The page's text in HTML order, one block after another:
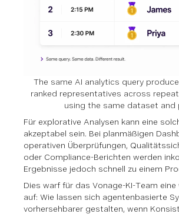
The same AI analytics query
ranked representatives across
using the same dataset and
Für explorative Analysen kann eine
akzeptabel sein. Bei planmäßigen
operativen Überprüfungen,
oder Compliance-Berichten werden
Ergebnisse jedoch schnell zu einem
Dies warf für das Vonage-KI-Team
auf: Wie lassen sich agentenbasierte
vorhersehbarer gestalten, wenn